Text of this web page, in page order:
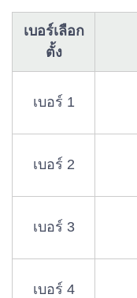
เบอร์เลือก
ตั้ง
เบอร์ 1
เบอร์ 2
เบอร์ 3
เบอร์ 4